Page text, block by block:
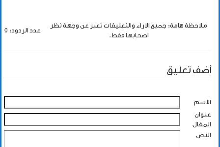
ملاحظة هامة: جميع الاراء والتعليقات تعبر عن وجهة نظر
اصحابها فقط.
عدد الردود: 0
أضف تعليق
الاسم
عنوان
المقال
النص